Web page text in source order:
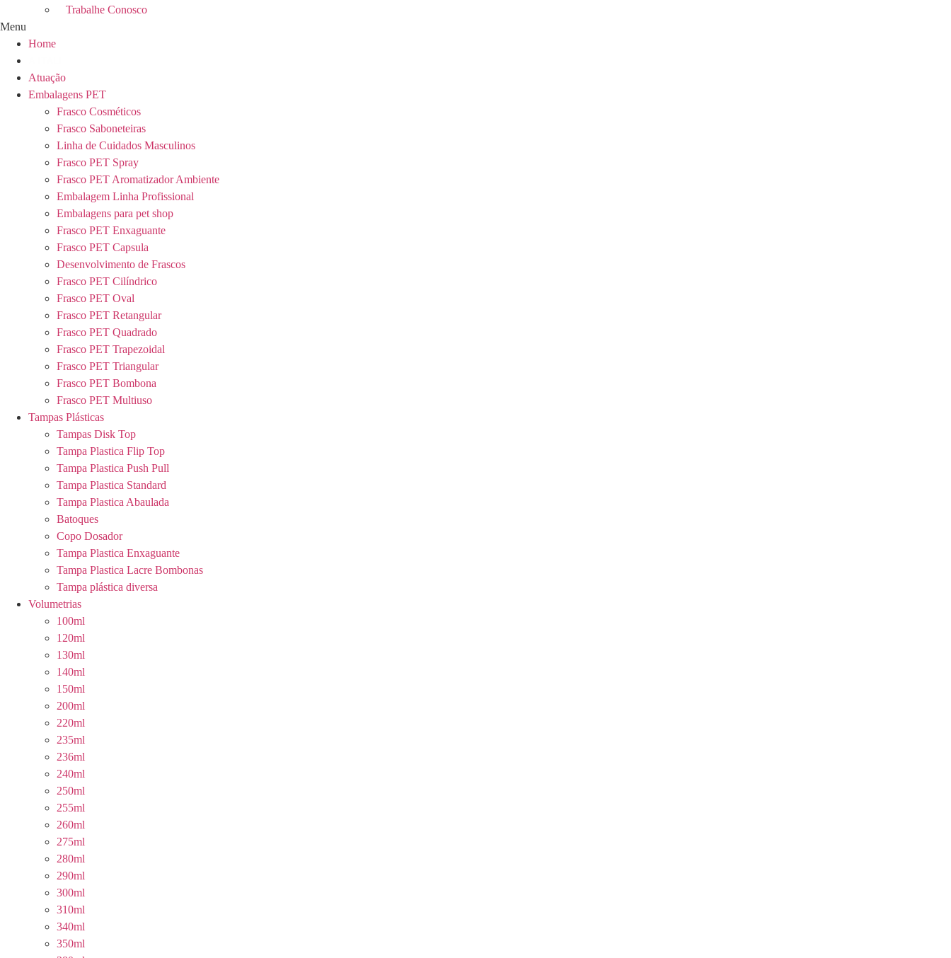
Trabalhe Conosco
Menu
Home
Atuação
Embalagens PET
Frasco Cosméticos
Frasco Saboneteiras
Linha de Cuidados Masculinos
Frasco PET Spray
Frasco PET Aromatizador Ambiente
Embalagem Linha Profissional
Embalagens para pet shop
Frasco PET Enxaguante
Frasco PET Capsula
Desenvolvimento de Frascos
Frasco PET Cilíndrico
Frasco PET Oval
Frasco PET Retangular
Frasco PET Quadrado
Frasco PET Trapezoidal
Frasco PET Triangular
Frasco PET Bombona
Frasco PET Multiuso
Tampas Plásticas
Tampas Disk Top
Tampa Plastica Flip Top
Tampa Plastica Push Pull
Tampa Plastica Standard
Tampa Plastica Abaulada
Batoques
Copo Dosador
Tampa Plastica Enxaguante
Tampa Plastica Lacre Bombonas
Tampa plástica diversa
Volumetrias
100ml
120ml
130ml
140ml
150ml
200ml
220ml
235ml
236ml
240ml
250ml
255ml
260ml
275ml
280ml
290ml
300ml
310ml
340ml
350ml